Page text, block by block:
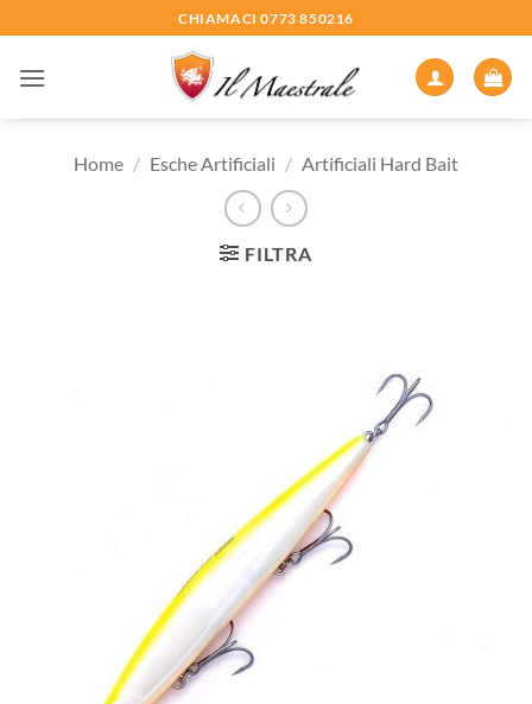
ai
contenuti
CHIAMACI 0773 850216
Home / Esche Artificiali / Artificiali Hard Bait
FILTRA